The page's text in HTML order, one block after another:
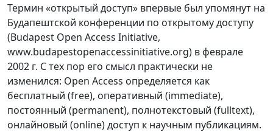
Термин «открытый доступ» впервые был упомянут на
Будапештской конференции по открытому доступу
(Budapest Open Access Initiative,
www.budapestopenaccessinitiative.org) в феврале
2002 г. С тех пор его смысл практически не
изменился: Open Access определяется как
бесплатный (free), оперативный (immediate),
постоянный (permanent), полнотекстовый (fulltext),
онлайновый (online) доступ к научным публикациям.